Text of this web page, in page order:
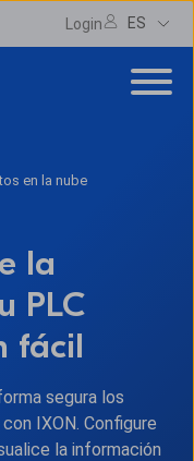
Login ES
en la nube
la
PLC
fácil
segura los
IXON. Configure
la información